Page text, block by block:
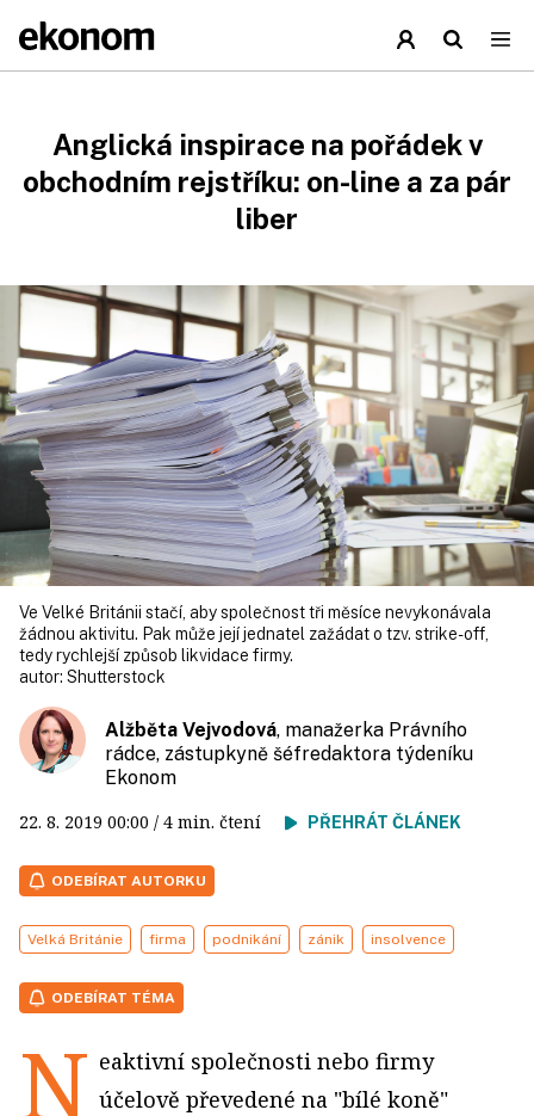
Anglická inspirace na pořádek v
obchodním rejstříku: on-line a za pár
liber
Ve Velké Británii stačí, aby společnost tři měsíce nevykonávala
žádnou aktivitu. Pak může její jednatel zažádat o tzv. strike-off,
tedy rychlejší způsob likvidace firmy.
autor: Shutterstock
Alžběta Vejvodová, manažerka Právního
rádce, zástupkyně šéfredaktora týdeníku
Ekonom
22. 8. 2019 00:00 / 4 min. čtení PŘEHRÁT ČLÁNEK
ODEBÍRAT AUTORKU
Velká Británie firma podnikání zánik insolvence
ODEBÍRAT TÉMA
N eaktivní společnosti nebo firmy
účelově převedené na "bílé koně"